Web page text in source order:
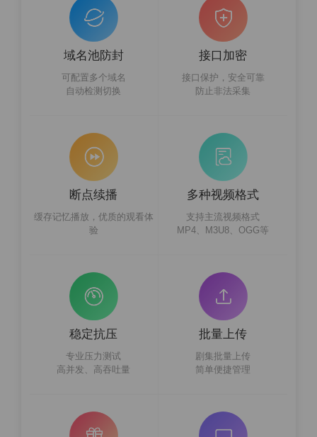
域名池防封
可配置多个域名
自动检测切换
接口加密
接口保护，安全可靠
防止非法采集
断点续播
缓存记忆播放，优质的观看体
验
多种视频格式
支持主流视频格式
MP4、M3U8、OGG等
稳定抗压
专业压力测试
高并发、高吞吐量
批量上传
剧集批量上传
简单便捷管理